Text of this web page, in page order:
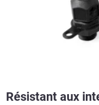
Résistant aux